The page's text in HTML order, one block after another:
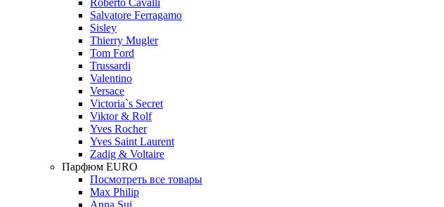
Roberto Cavalli
Salvatore Ferragamo
Sisley
Thierry Mugler
Tom Ford
Trussardi
Valentino
Versace
Victoria`s Secret
Viktor & Rolf
Yves Rocher
Yves Saint Laurent
Zadig & Voltaire
Парфюм EURO
Посмотреть все товары
Max Philip
Anna Sui